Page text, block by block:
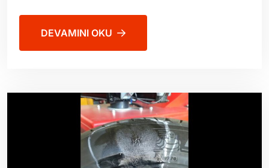
DEVAMINI OKU